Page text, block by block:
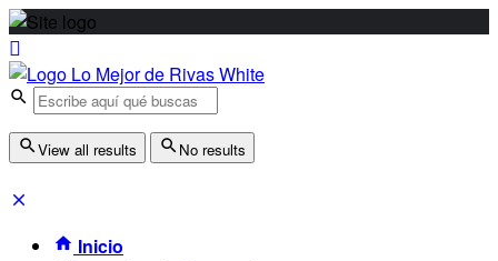
View all results No results
Inicio